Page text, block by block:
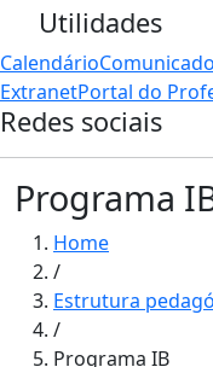
Utilidades
Calendário
ExtranetPortal do
Redes sociais
Programa
Home
/
Estrutura
/
Programa IB